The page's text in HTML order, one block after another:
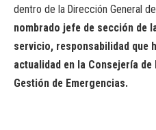
dentro de la Dirección General
nombrado jefe de sección de
servicio, responsabilidad que
actualidad en la Consejería
Gestión de Emergencias.